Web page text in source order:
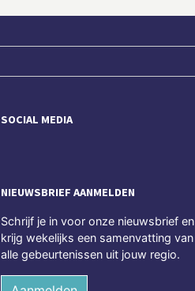
SOCIAL MEDIA
NIEUWSBRIEF AANMELDEN
Schrijf je in voor onze nieuwsbrief en
krijg wekelijks een samenvatting van
alle gebeurtenissen uit jouw regio.